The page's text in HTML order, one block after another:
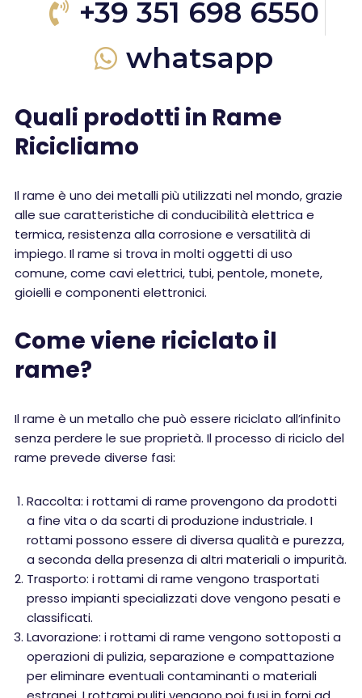
+39 351 698 6550
whatsapp
Quali prodotti in Rame
Ricicliamo
Il rame è uno dei metalli più utilizzati nel mondo, grazie
alle sue caratteristiche di conducibilità elettrica e
termica, resistenza alla corrosione e versatilità di
impiego. Il rame si trova in molti oggetti di uso
comune, come cavi elettrici, tubi, pentole, monete,
gioielli e componenti elettronici.
Come viene riciclato il
rame?
Il rame è un metallo che può essere riciclato all’infinito
senza perdere le sue proprietà. Il processo di riciclo del
rame prevede diverse fasi:
Raccolta: i rottami di rame provengono da prodotti
a fine vita o da scarti di produzione industriale. I
rottami possono essere di diversa qualità e purezza,
a seconda della presenza di altri materiali o impurità.
Trasporto: i rottami di rame vengono trasportati
presso impianti specializzati dove vengono pesati e
classificati.
Lavorazione: i rottami di rame vengono sottoposti a
operazioni di pulizia, separazione e compattazione
per eliminare eventuali contaminanti o materiali